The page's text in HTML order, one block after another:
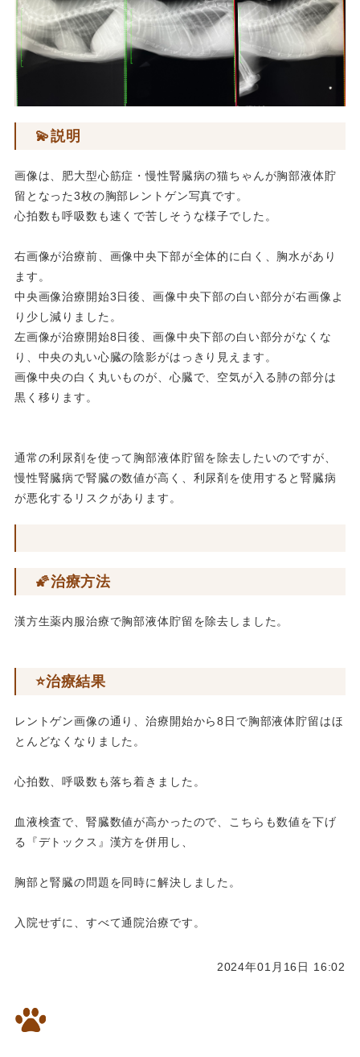
💫説明
画像は、肥大型心筋症・慢性腎臓病の猫ちゃんが胸部液体貯
留となった3枚の胸部レントゲン写真です。
心拍数も呼吸数も速くで苦しそうな様子でした。
右画像が治療前、画像中央下部が全体的に白く、胸水があり
ます。
中央画像治療開始3日後、画像中央下部の白い部分が右画像よ
り少し減りました。
左画像が治療開始8日後、画像中央下部の白い部分がなくな
り、中央の丸い心臓の陰影がはっきり見えます。
画像中央の白く丸いものが、心臓で、空気が入る肺の部分は
黒く移ります。
通常の利尿剤を使って胸部液体貯留を除去したいのですが、
慢性腎臓病で腎臓の数値が高く、利尿剤を使用すると腎臓病
が悪化するリスクがあります。
🌠治療方法
漢方生薬内服治療で胸部液体貯留を除去しました。
⭐️治療結果
レントゲン画像の通り、治療開始から8日で胸部液体貯留はほ
とんどなくなりました。
心拍数、呼吸数も落ち着きました。
血液検査で、腎臓数値が高かったので、こちらも数値を下げ
る『デトックス』漢方を併用し、
胸部と腎臓の問題を同時に解決しました。
入院せずに、すべて通院治療です。
2024年01月16日 16:02